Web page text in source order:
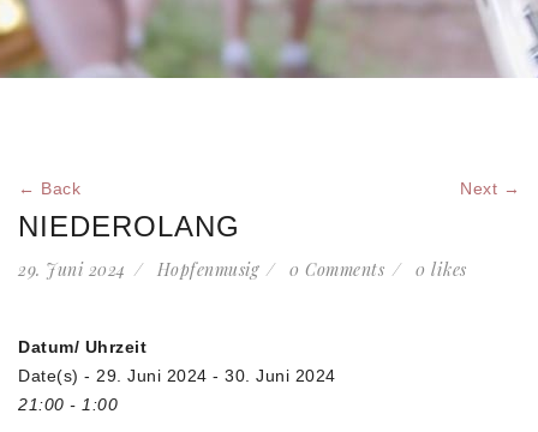
← Back Next →
NIEDEROLANG
29. Juni 2024 Hopfenmusig 0 Comments 0 likes
Datum/ Uhrzeit
Date(s) - 29. Juni 2024 - 30. Juni 2024
21:00 - 1:00